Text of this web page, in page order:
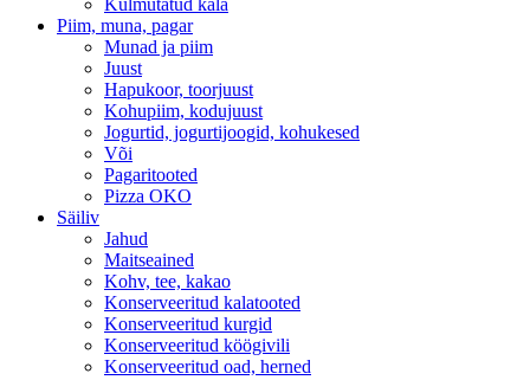
Külmutatud kala
Piim, muna, pagar
Munad ja piim
Juust
Hapukoor, toorjuust
Kohupiim, kodujuust
Jogurtid, jogurtijoogid, kohukesed
Või
Pagaritooted
Pizza OKO
Säiliv
Jahud
Maitseained
Kohv, tee, kakao
Konserveeritud kalatooted
Konserveeritud kurgid
Konserveeritud köögivili
Konserveeritud oad, herned